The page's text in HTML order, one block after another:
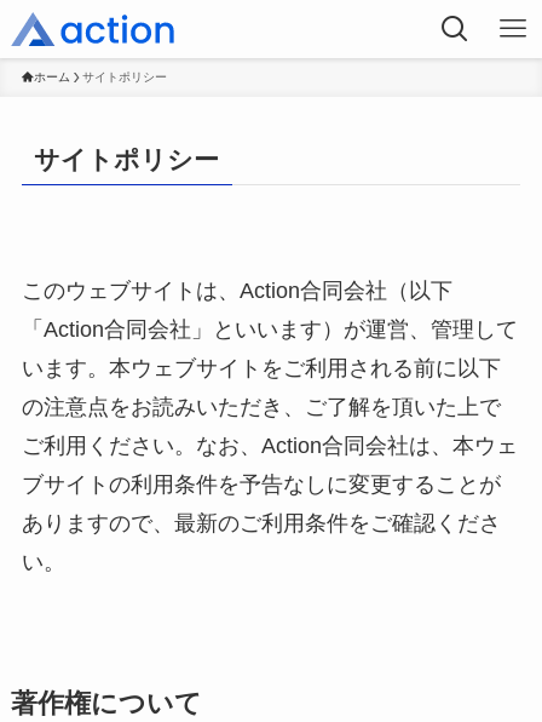
ホーム サイトポリシー
サイトポリシー
このウェブサイトは、Action合同会社（以下
「Action合同会社」といいます）が運営、管理して
います。本ウェブサイトをご利用される前に以下
の注意点をお読みいただき、ご了解を頂いた上で
ご利用ください。なお、Action合同会社は、本ウェ
ブサイトの利用条件を予告なしに変更することが
ありますので、最新のご利用条件をご確認くださ
い。
著作権について